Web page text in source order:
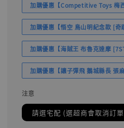
加購優惠【Competitive Toys 梅
加購優惠【悟空 鳥山明紀念款 [奇
加購優惠【海賊王 布魯克達摩
加購優惠【讓子彈飛 鵝城縣長 張
注意
請選宅配 (選超商會取消訂